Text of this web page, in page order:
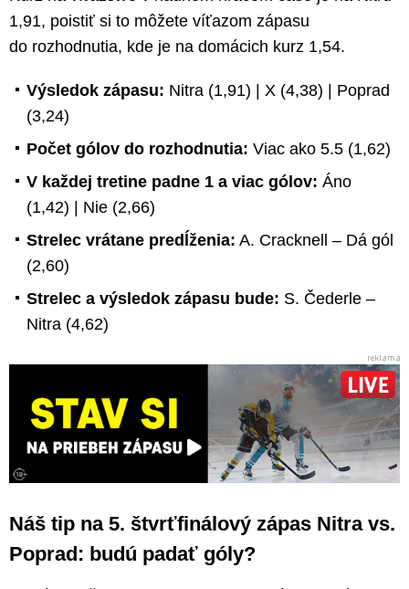
1,91, poistiť si to môžete víťazom zápasu
do rozhodnutia, kde je na domácich kurz 1,54.
Výsledok zápasu: Nitra (1,91) | X (4,38) | Poprad
(3,24)
Počet gólov do rozhodnutia: Viac ako 5.5 (1,62)
V každej tretine padne 1 a viac gólov: Áno
(1,42) | Nie (2,66)
Strelec vrátane predĺženia: A. Cracknell – Dá gól
(2,60)
Strelec a výsledok zápasu bude: S. Čederle –
Nitra (4,62)
Náš tip na 5. štvrťfinálový zápas Nitra vs.
Poprad: budú padať góly?